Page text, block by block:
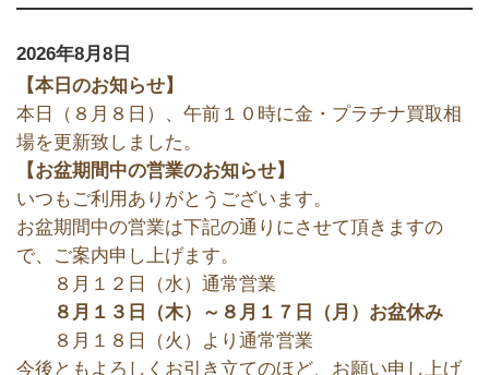
2026年8月8日
【本日のお知らせ】
本日（８月８日）、午前１０時に金・プラチナ買取相
場を更新致しました。
【お盆期間中の営業のお知らせ】
いつもご利用ありがとうございます。
お盆期間中の営業は下記の通りにさせて頂きますの
で、ご案内申し上げます。
８月１２日（水）通常営業
８月１３日（木）～８月１７日（月）お盆休み
８月１８日（火）より通常営業
今後ともよろしくお引き立てのほど、お願い申し上げ